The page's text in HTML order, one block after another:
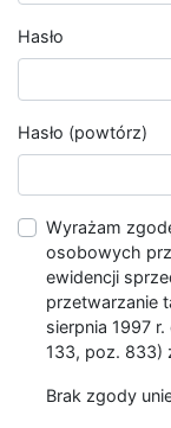
Hasło
Hasło (powtórz)
Wyrażam
osobowych
ewidencji
przetwarzanie
sierpnia 1997
133, poz. 833)
Brak zgody